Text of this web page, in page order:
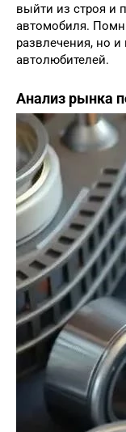
выйти из строя и
автомобиля.
развлечения, но
автолюбителей.
Анализ рынка